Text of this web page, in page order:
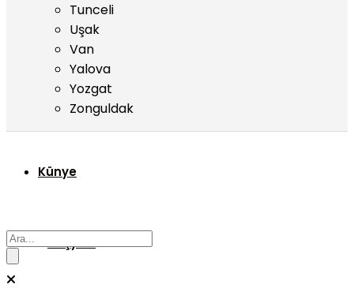
Tunceli
Uşak
Van
Yalova
Yozgat
Zonguldak
Künye
Başyazı